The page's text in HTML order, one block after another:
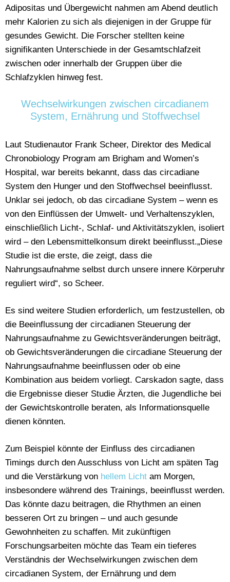
Adipositas und Übergewicht nahmen am Abend deutlich
mehr Kalorien zu sich als diejenigen in der Gruppe für
gesundes Gewicht. Die Forscher stellten keine
signifikanten Unterschiede in der Gesamtschlafzeit
zwischen oder innerhalb der Gruppen über die
Schlafzyklen hinweg fest.
Wechselwirkungen zwischen circadianem
System, Ernährung und Stoffwechsel
Laut Studienautor Frank Scheer, Direktor des Medical
Chronobiology Program am Brigham and Women’s
Hospital, war bereits bekannt, dass das circadiane
System den Hunger und den Stoffwechsel beeinflusst.
Unklar sei jedoch, ob das circadiane System – wenn es
von den Einflüssen der Umwelt- und Verhaltenszyklen,
einschließlich Licht-, Schlaf- und Aktivitätszyklen, isoliert
wird – den Lebensmittelkonsum direkt beeinflusst.„Diese
Studie ist die erste, die zeigt, dass die
Nahrungsaufnahme selbst durch unsere innere Körperuhr
reguliert wird“, so Scheer.
Es sind weitere Studien erforderlich, um festzustellen, ob
die Beeinflussung der circadianen Steuerung der
Nahrungsaufnahme zu Gewichtsveränderungen beiträgt,
ob Gewichtsveränderungen die circadiane Steuerung der
Nahrungsaufnahme beeinflussen oder ob eine
Kombination aus beidem vorliegt. Carskadon sagte, dass
die Ergebnisse dieser Studie Ärzten, die Jugendliche bei
der Gewichtskontrolle beraten, als Informationsquelle
dienen könnten.
Zum Beispiel könnte der Einfluss des circadianen
Timings durch den Ausschluss von Licht am späten Tag
und die Verstärkung von hellem Licht am Morgen,
insbesondere während des Trainings, beeinflusst werden.
Das könnte dazu beitragen, die Rhythmen an einen
besseren Ort zu bringen – und auch gesunde
Gewohnheiten zu schaffen. Mit zukünftigen
Forschungsarbeiten möchte das Team ein tieferes
Verständnis der Wechselwirkungen zwischen dem
circadianen System, der Ernährung und dem